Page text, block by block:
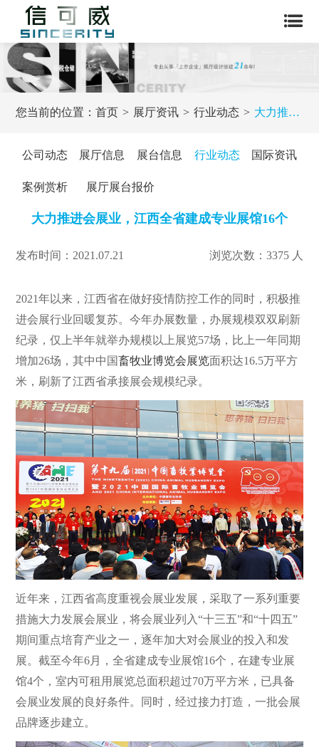
您当前的位置：首页 展厅资讯 行业动态 大力推进会展业，江西全省建成专业展馆16个
公司动态 展厅信息 展台信息 行业动态 国际资讯
案例赏析 展厅展台报价
大力推进会展业，江西全省建成专业展馆16个
发布时间：2021.07.21 浏览次数：3375 人
2021年以来，江西省在做好疫情防控工作的同时，积极推
进会展行业回暖复苏。今年办展数量，办展规模双双刷新
纪录，仅上半年就举办规模以上展览57场，比上一年同期
增加26场，其中中国畜牧业博览会展览面积达16.5万平方
米，刷新了江西省承接展会规模纪录。
近年来，江西省高度重视会展业发展，采取了一系列重要
措施大力发展会展业，将会展业列入“十三五”和“十四五”
期间重点培育产业之一，逐年加大对会展业的投入和发
展。截至今年6月，全省建成专业展馆16个，在建专业展
馆4个，室内可租用展览总面积超过70万平方米，已具备
会展业发展的良好条件。同时，经过接力打造，一批会展
品牌逐步建立。